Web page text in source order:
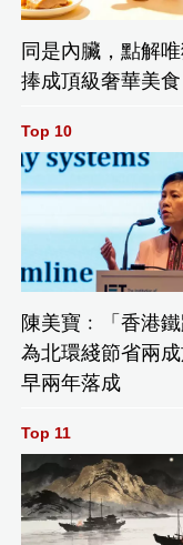
同是內臟，點解
捧成頂級奢華美食
Top 10
陳美寶﹕「香港
為北環綫節省兩
早兩年落成
Top 11